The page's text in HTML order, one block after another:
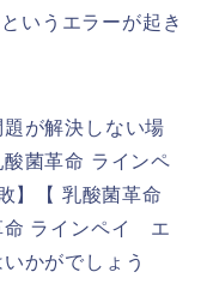
いうエラーが起き
が解決しない場
菌革命 ラインペ
】【 乳酸菌革命
命 ラインペイ エ
かがでしょう